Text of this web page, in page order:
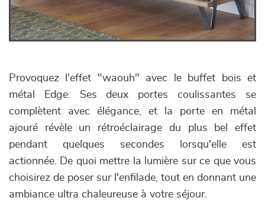
Provoquez l'effet "waouh" avec le buffet bois et
métal Edge. Ses deux portes coulissantes se
complètent avec élégance, et la porte en métal
ajouré révèle un rétroéclairage du plus bel effet
pendant quelques secondes lorsqu'elle est
actionnée. De quoi mettre la lumière sur ce que vous
choisirez de poser sur l'enfilade, tout en donnant une
ambiance ultra chaleureuse à votre séjour.